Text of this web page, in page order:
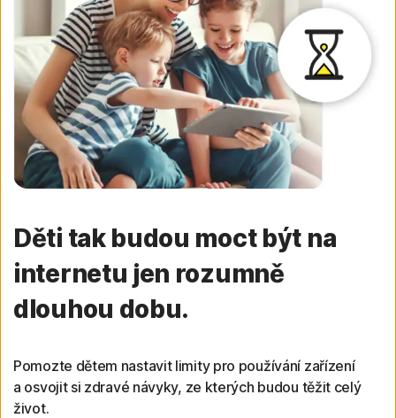
Děti tak budou moct být na
internetu jen rozumně
dlouhou dobu.
Pomozte dětem nastavit limity pro používání zařízení
a osvojit si zdravé návyky, ze kterých budou těžit celý
život.